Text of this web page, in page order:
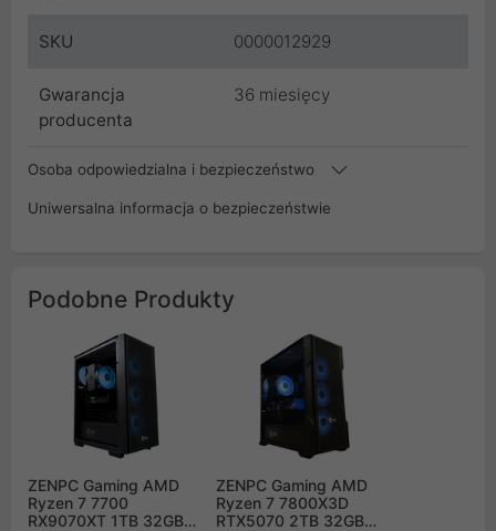
SKU 0000012929
Gwarancja
producenta
36 miesięcy
Osoba odpowiedzialna i bezpieczeństwo
Uniwersalna informacja o bezpieczeństwie
Podobne Produkty
ZENPC Gaming AMD
Ryzen 7 7700
RX9070XT 1TB 32GB
ZENPC Gaming AMD
Ryzen 7 7800X3D
RTX5070 2TB 32GB